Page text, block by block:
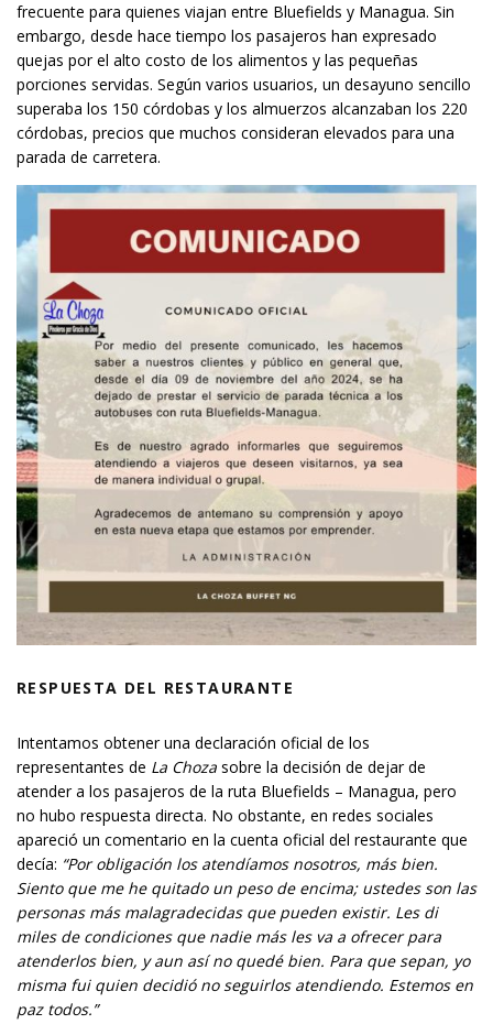
frecuente para quienes viajan entre Bluefields y Managua. Sin
embargo, desde hace tiempo los pasajeros han expresado
quejas por el alto costo de los alimentos y las pequeñas
porciones servidas. Según varios usuarios, un desayuno sencillo
superaba los 150 córdobas y los almuerzos alcanzaban los 220
córdobas, precios que muchos consideran elevados para una
parada de carretera.
RESPUESTA DEL RESTAURANTE
Intentamos obtener una declaración oficial de los
representantes de La Choza sobre la decisión de dejar de
atender a los pasajeros de la ruta Bluefields – Managua, pero
no hubo respuesta directa. No obstante, en redes sociales
apareció un comentario en la cuenta oficial del restaurante que
decía: “Por obligación los atendíamos nosotros, más bien.
Siento que me he quitado un peso de encima; ustedes son las
personas más malagradecidas que pueden existir. Les di
miles de condiciones que nadie más les va a ofrecer para
atenderlos bien, y aun así no quedé bien. Para que sepan, yo
misma fui quien decidió no seguirlos atendiendo. Estemos en
paz todos.”